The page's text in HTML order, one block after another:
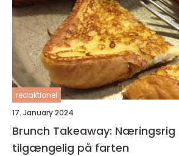
redaktionel
17. January 2024
Brunch Takeaway:
tilgængelig på farten